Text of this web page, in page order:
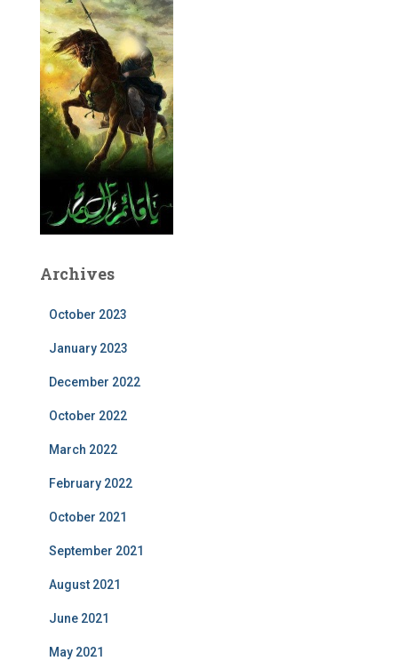
Archives
October 2023
January 2023
December 2022
October 2022
March 2022
February 2022
October 2021
September 2021
August 2021
June 2021
May 2021